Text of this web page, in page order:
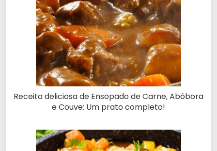
Receita deliciosa de Ensopado de Carne, Abóbora
e Couve: Um prato completo!